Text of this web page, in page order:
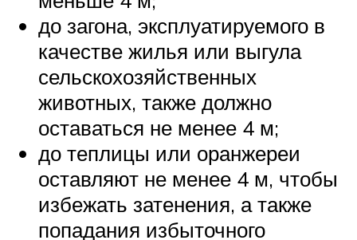
до загона, эксплуатируемого в
качестве жилья или выгула
сельскохозяйственных
животных, также должно
оставаться не менее 4 м;
до теплицы или оранжереи
оставляют не менее 4 м, чтобы
избежать затенения, а также
попадания избыточного